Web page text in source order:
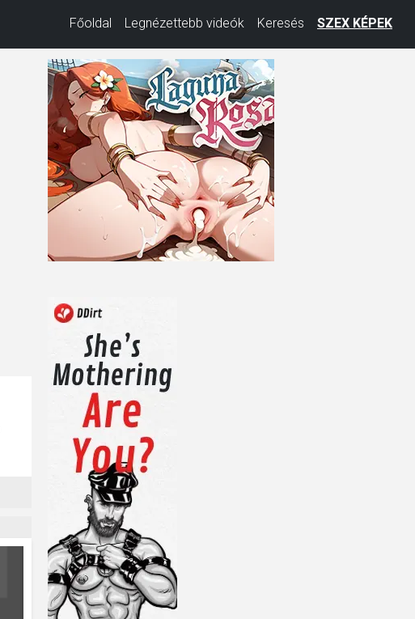
Főoldal Legnézettebb videók Keresés SZEX KÉPEK